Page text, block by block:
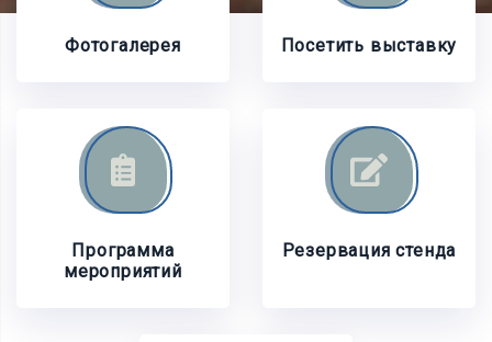
Фотогалерея Посетить выставку
Программа
мероприятий
Резервация стенда